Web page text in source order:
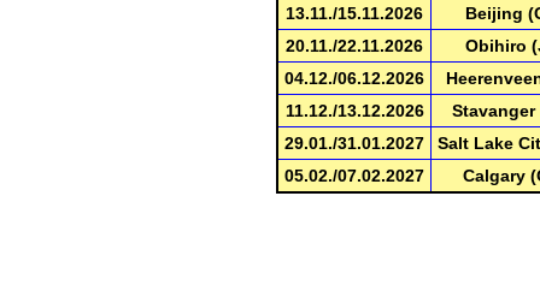
13.11./15.11.2026
Beijing
20.11./22.11.2026
Obihiro
04.12./06.12.2026
11.12./13.12.2026
Stavanger
29.01./31.01.2027
Salt Lake
05.02./07.02.2027
Calgary